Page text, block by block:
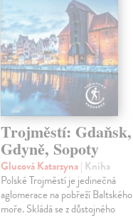
Trojměstí: Gdaňsk,
Gdyně, Sopoty
Glucová Katarzyna| Kniha
Polské Trojměstí je jedinečná
aglomerace na pobřeží Baltského
moře. Skládá se z důstojného